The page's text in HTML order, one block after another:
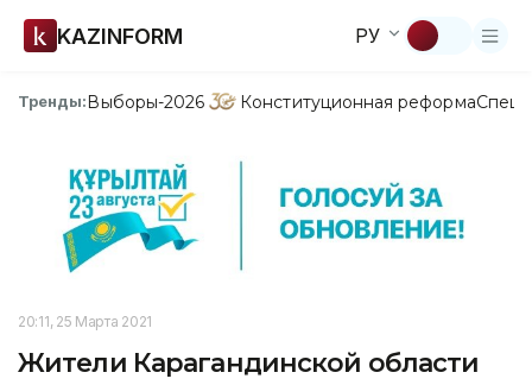
KAZINFORM РУ
Тренды:Выборы-2026 Конституционная реформа
20:11, 25 Марта 2021
Жители Карагандинской области